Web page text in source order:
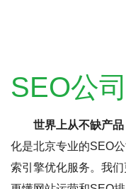
SEO公司
世界上从不缺产
化是北京专业的SEO
索引擎优化服务。我